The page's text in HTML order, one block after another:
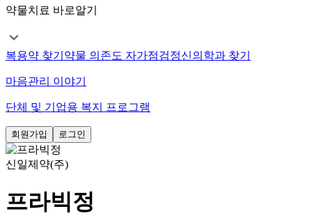
약물치료 바로알기
복용약 찾기 약물 의존도 자가점검정신의학과 찾기
마음관리 이야기
단체 및 기업용 복지 프로그램
회원가입 로그인
신일제약(주)
프라빅정